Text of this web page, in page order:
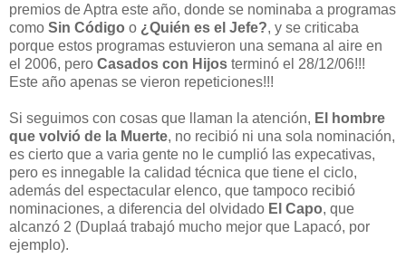
premios de Aptra este año, donde se nominaba a programas
como Sin Código o ¿Quién es el Jefe?, y se criticaba
porque estos programas estuvieron una semana al aire en
el 2006, pero Casados con Hijos terminó el 28/12/06!!!
Este año apenas se vieron repeticiones!!!
Si seguimos con cosas que llaman la atención, El hombre
que volvió de la Muerte, no recibió ni una sola nominación,
es cierto que a varia gente no le cumplió las expecativas,
pero es innegable la calidad técnica que tiene el ciclo,
además del espectacular elenco, que tampoco recibió
nominaciones, a diferencia del olvidado El Capo, que
alcanzó 2 (Duplaá trabajó mucho mejor que Lapacó, por
ejemplo).